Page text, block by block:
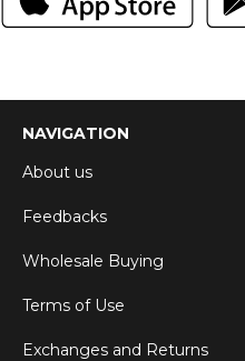
NAVIGATION
About us
Feedbacks
Wholesale Buying
Terms of Use
Exchanges and Returns